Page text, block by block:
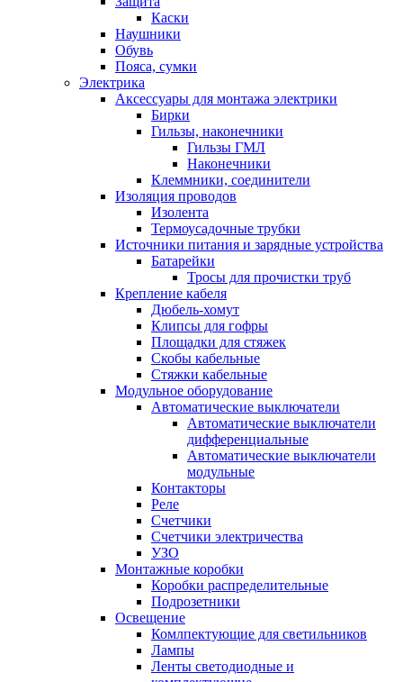
Каски
Наушники
Обувь
Пояса, сумки
Электрика
Аксессуары для монтажа электрики
Бирки
Гильзы, наконечники
Гильзы ГМЛ
Наконечники
Клеммники, соединители
Изоляция проводов
Изолента
Термоусадочные трубки
Источники питания и зарядные устройства
Батарейки
Тросы для прочистки труб
Крепление кабеля
Дюбель-хомут
Клипсы для гофры
Площадки для стяжек
Скобы кабельные
Стяжки кабельные
Модульное оборудование
Автоматические выключатели
Автоматические выключатели
дифференциальные
Автоматические выключатели
модульные
Контакторы
Реле
Счетчики
Счетчики электричества
УЗО
Монтажные коробки
Коробки распределительные
Подрозетники
Освещение
Комлпектующие для светильников
Лампы
Ленты светодиодные и